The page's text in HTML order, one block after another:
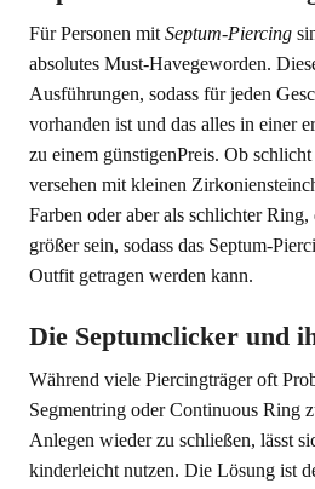
Für Personen mitSeptum-Piercing
absolutes Must-Havegeworden.
Ausführungen, sodass für jeden
vorhanden ist und das alles in einer
zu einem günstigenPreis. Ob
versehen mit kleinen
Farben oder aber als schlichter
größer sein, sodass das Septum-
Outfit getragen werden kann.
Die Septumclicker und
Während viele Piercingträger oft
Segmentring oder Continuous Ring
Anlegen wieder zu schließen, lässt
kinderleicht nutzen. Die Lösung ist